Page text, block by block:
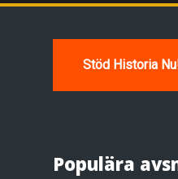
Stöd Historia
Populära